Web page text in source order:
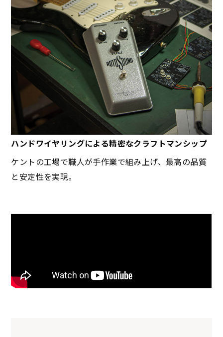
ハンドワイヤリングによる精密なクラフトマンシップ
ケントの工場で職人が手作業で組み上げ、最高の品質
と安定性を実現。